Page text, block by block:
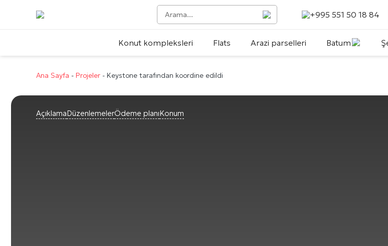
+995 551 50 18 84
Konut kompleksleri Flats Arazi parselleri Batum
Ana Sayfa - Projeler - Keystone tarafından koordine edildi
AçıklamaDüzenlemelerÖdeme planıKonum